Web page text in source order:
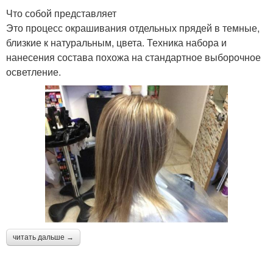
Что собой представляет
Это процесс окрашивания отдельных прядей в темные,
близкие к натуральным, цвета. Техника набора и
нанесения состава похожа на стандартное выборочное
осветление.
читать дальше →